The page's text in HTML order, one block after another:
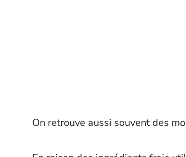
On retrouve aussi souvent des